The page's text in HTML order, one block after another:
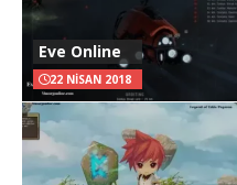
Eve Online
22 NISAN 2018